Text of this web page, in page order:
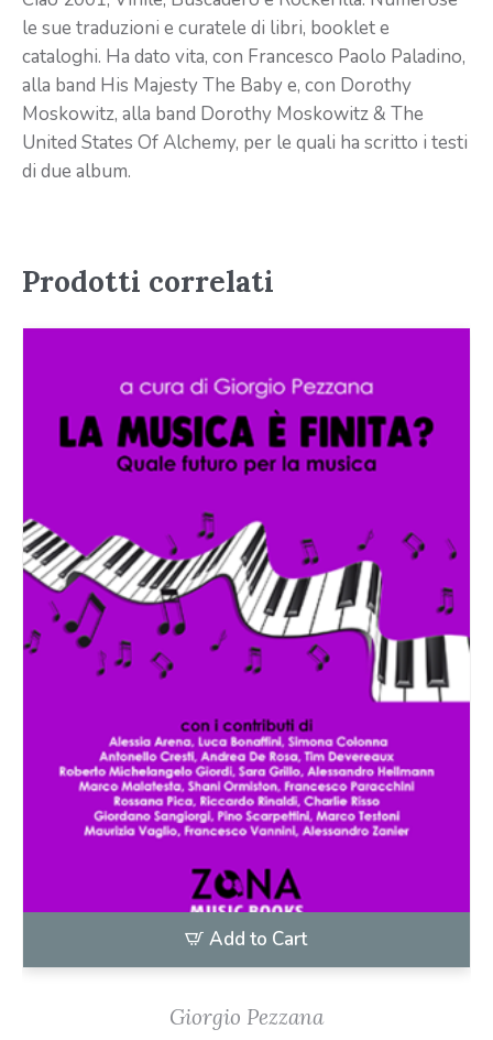
le sue traduzioni e curatele di libri, booklet e
cataloghi. Ha dato vita, con Francesco Paolo Paladino,
alla band His Majesty The Baby e, con Dorothy
Moskowitz, alla band Dorothy Moskowitz & The
United States Of Alchemy, per le quali ha scritto i testi
di due album.
Prodotti correlati
Add to Cart
Giorgio Pezzana